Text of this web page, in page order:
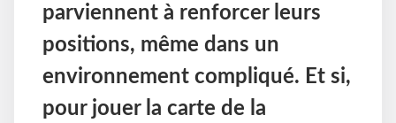
parviennent à renforcer leurs
positions, même dans un
environnement compliqué. Et si,
pour jouer la carte de la